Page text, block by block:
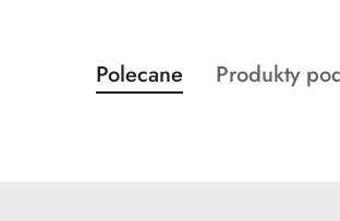
Pomiń karuzelę produktów
Produkty
o
Polecane
Produkty
Produkty